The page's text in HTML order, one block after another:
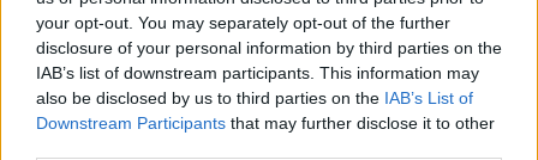
your opt-out. You may separately opt-out of the further
disclosure of your personal information by third parties on the
IAB’s list of downstream participants. This information may
also be disclosed by us to third parties on the IAB’s List of
Downstream Participants that may further disclose it to other
Riepilogo stagione
Titolare 13 - 43%
Entrato 5 - 16%
Squalificato